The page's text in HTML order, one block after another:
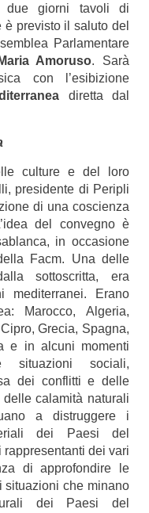
due giorni tavoli di
previsto il saluto del
Parlamentare
Amoruso. Sarà
con l’esibizione
diretta dal
culture e del loro
presidente di Peripli
di una coscienza
del convegno è
in occasione
Facm. Una delle
sottoscritta, era
mediterranei. Erano
Marocco, Algeria,
Grecia, Spagna,
e in alcuni momenti
situazioni sociali,
dei conflitti e delle
calamità naturali
a distruggere i
dei Paesi del
rappresentanti dei vari
di approfondire le
situazioni che minano
dei Paesi del